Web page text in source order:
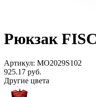
Рюкзак
Артикул: MO2029S102
925.17 руб.
Другие цвета